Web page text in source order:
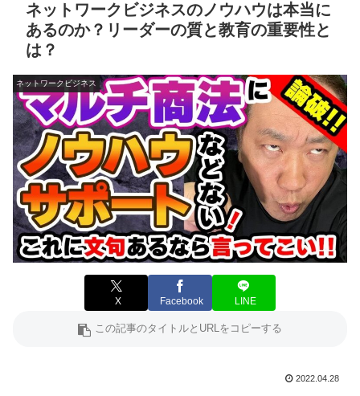
ネットワークビジネスのノウハウは本当に
あるのか？リーダーの質と教育の重要性と
は？
ネットワークビジネス
X Facebook LINE
2022.04.28